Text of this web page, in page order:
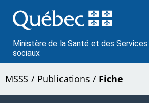
au
contenu
Ministère de la Santé et des Services
sociaux
MSSS / Publications / Fiche